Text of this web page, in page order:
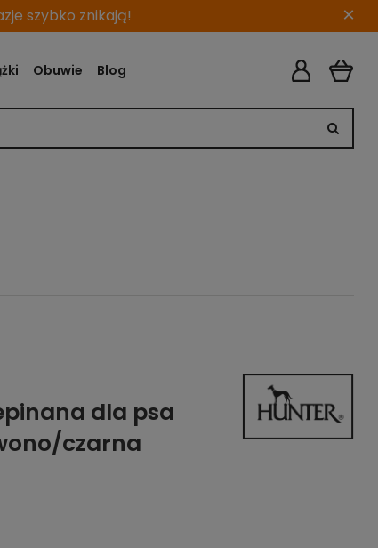
szybko znikają! ×
Obuwie Blog
dla psa
czarna